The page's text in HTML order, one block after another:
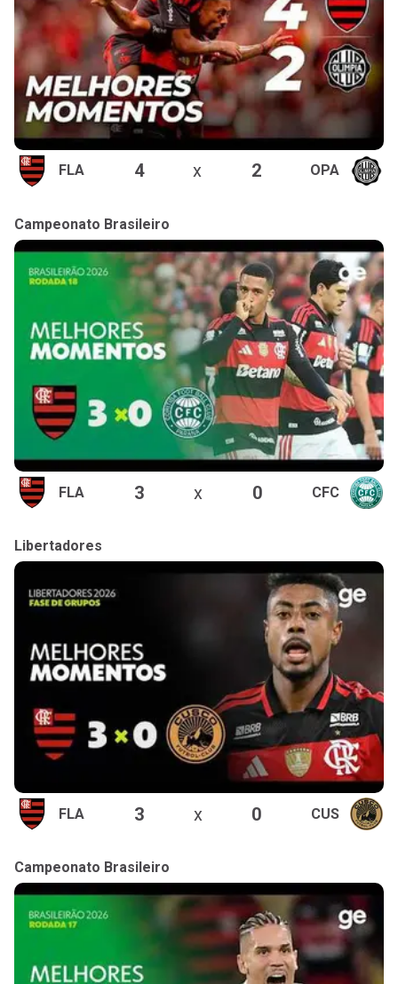
FLA 4 x 2 OPA
Campeonato Brasileiro
FLA 3 x 0 CFC
Libertadores
FLA 3 x 0 CUS
Campeonato Brasileiro